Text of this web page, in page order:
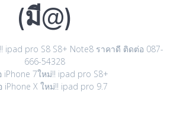
(มี@)
ipad pro S8 S8+ Note8 ราคาดี ติดต่อ 087-
666-54328
iPhone 7ใหม่!! ipad pro S8+
iPhone X ใหม่!! ipad pro 9.7